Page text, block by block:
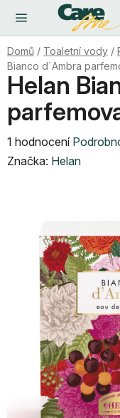
obsah
Domů / Toaletní vody /
Bianco d´Ambra
Helan
Průměrné
hodnocení
hvězdiček.
1 hodnocení
Značka: Helan